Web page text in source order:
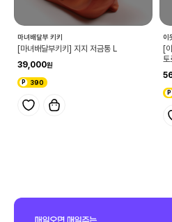
마녀배달부 키키
[마녀배달부키키] 지지 저금통 L
39,000
390
이
[
토